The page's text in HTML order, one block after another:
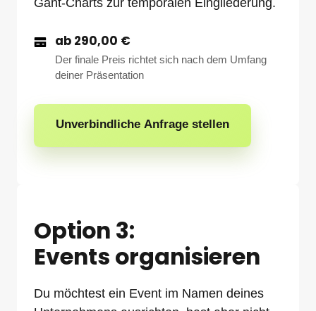
ab 290,00 €
Der finale Preis richtet sich nach dem Umfang
deiner Präsentation
Unverbindliche Anfrage stellen
Option 3:
Events organisieren
Du möchtest ein Event im Namen deines